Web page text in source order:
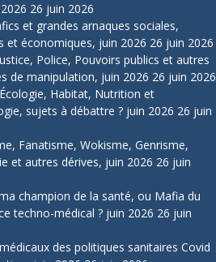
26 juin 2026
et grandes arnaques sociales,
et économiques, juin 2026 26 juin 2026
Police, Pouvoirs publics et autres
de manipulation, juin 2026 26 juin 2026
Habitat, Nutrition et
sujets à débattre ? juin 2026 26 juin
Fanatisme, Wokisme, Genrisme,
et autres dérives, juin 2026 26 juin
champion de la santé, ou Mafia du
techno-médical ? juin 2026 26 juin
des politiques sanitaires Covid